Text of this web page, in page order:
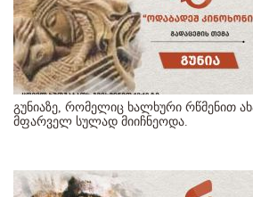
გუნიაზე, რომელიც ხალხური რწმენით
მფარველ სულად მიიჩნეოდა.